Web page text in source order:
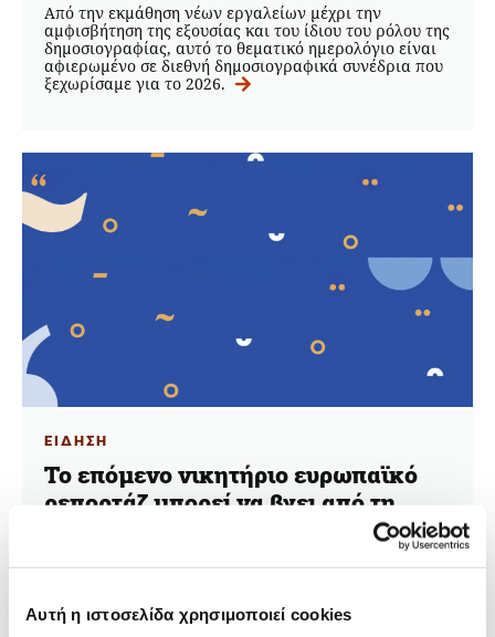
Αυτή η ιστοσελίδα χρησιμοποιεί cookies
Από την εκμάθηση νέων εργαλείων μέχρι την
αμφισβήτηση της εξουσίας και του ίδιου του ρόλου της
δημοσιογραφίας, αυτό το θεματικό ημερολόγιο είναι
αφιερωμένο σε διεθνή δημοσιογραφικά συνέδρια που
ξεχωρίσαμε για το 2026.
ΕΙΔΗΣΗ
Το επόμενο νικητήριο ευρωπαϊκό
ρεπορτάζ μπορεί να βγει από τη
26.11.2025